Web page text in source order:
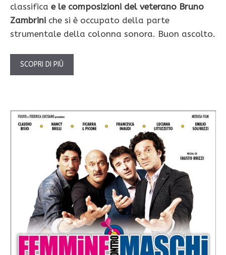
classifica e le composizioni del veterano Bruno
Zambrini che si è occupato della parte
strumentale della colonna sonora. Buon ascolto.
SCOPRI DI PIÙ